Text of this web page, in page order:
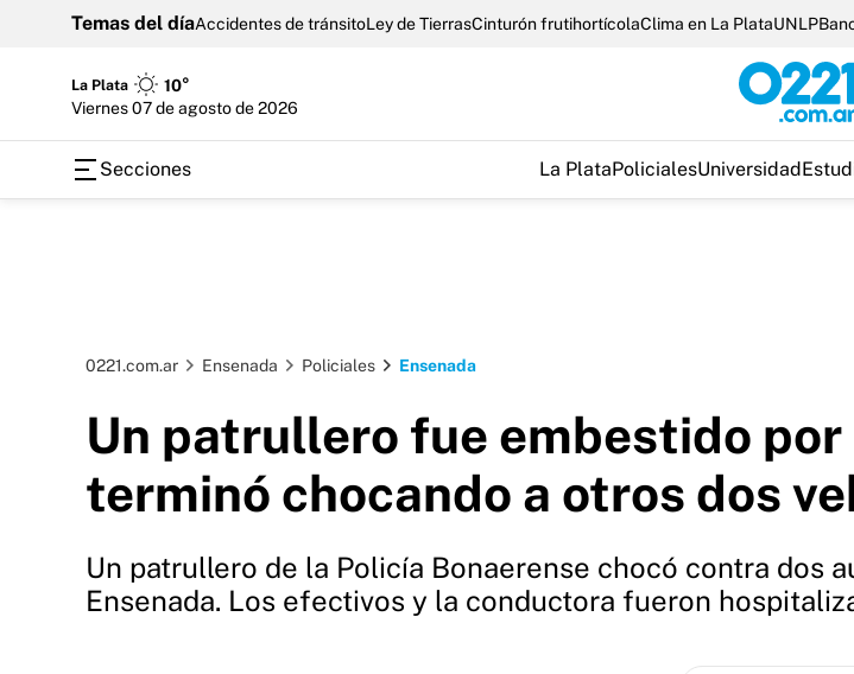
Temas del díaAccidentes de tránsitoLey de TierrasCinturón frutihortícolaClima en La PlataUNLP
La Plata
10°
viernes 07 de agosto de 2026
Secciones La PlataPolicialesUniversidad
0221.com.ar Ensenada Policiales Ensenada
Un patrullero fue embestido por
terminó chocando a otros dos
Un patrullero de la Policía Bonaerense chocó contra dos
Ensenada. Los efectivos y la conductora fueron